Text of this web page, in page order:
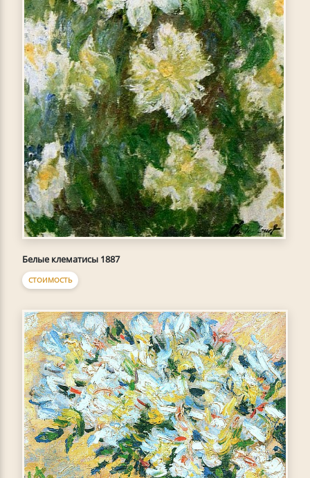
Белые клематисы 1887
СТОИМОСТЬ